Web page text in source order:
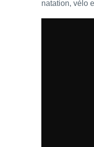
natation, vélo